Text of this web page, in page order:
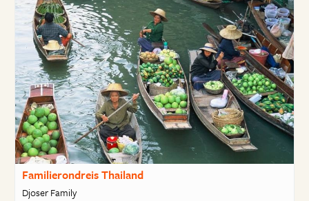
Familierondreis Thailand
Djoser Family